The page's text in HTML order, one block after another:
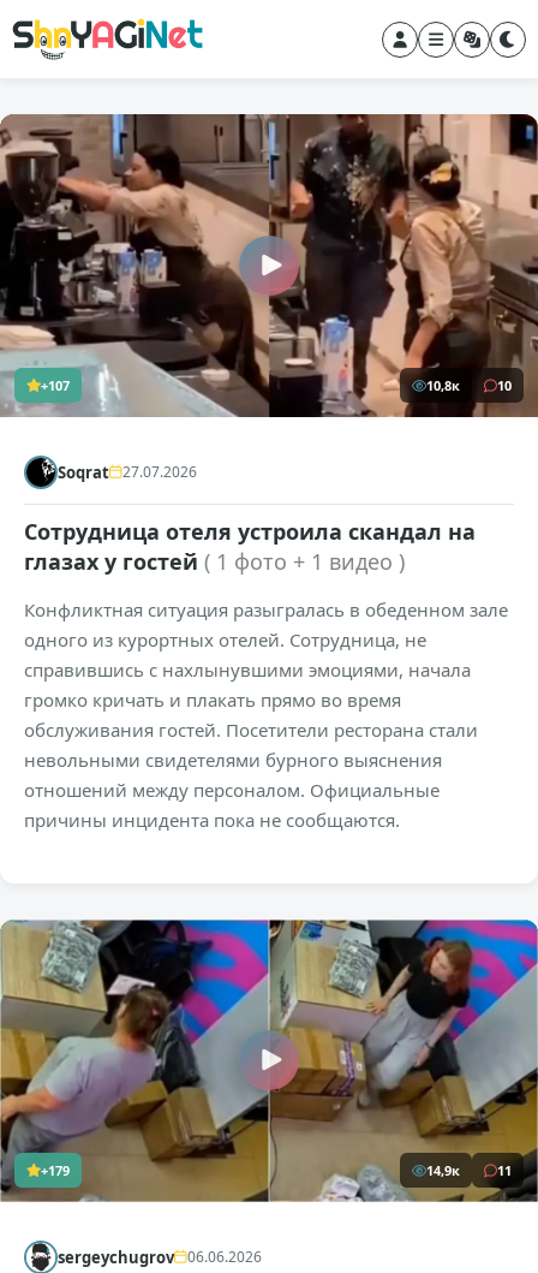
+107 10,8к 10
Soqrat 27.07.2026
Сотрудница отеля устроила скандал на
глазах у гостей ( 1 фото + 1 видео )
Конфликтная ситуация разыгралась в обеденном зале
одного из курортных отелей. Сотрудница, не
справившись с нахлынувшими эмоциями, начала
громко кричать и плакать прямо во время
обслуживания гостей. Посетители ресторана стали
невольными свидетелями бурного выяснения
отношений между персоналом. Официальные
причины инцидента пока не сообщаются.
+179 14,9к 11
sergeychugrov 06.06.2026